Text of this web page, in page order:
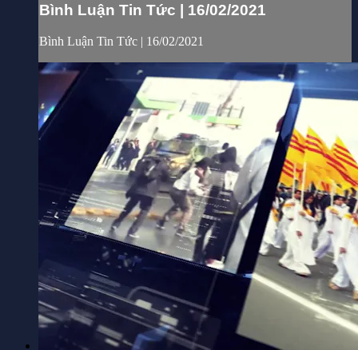
Bình Luận Tin Tức | 16/02/2021
Bình Luận Tin Tức | 16/02/2021